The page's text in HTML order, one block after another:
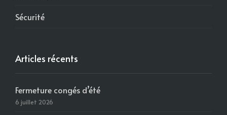
Sécurité
Articles récents
Fermeture congés d’été
6 juillet 2026